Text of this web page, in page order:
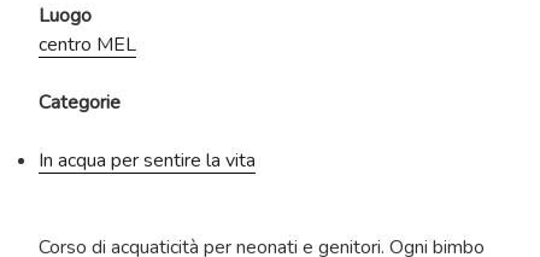
Luogo
centro MEL
Categorie
In acqua per sentire la vita
Corso di acquaticità per neonati e genitori. Ogni bimbo